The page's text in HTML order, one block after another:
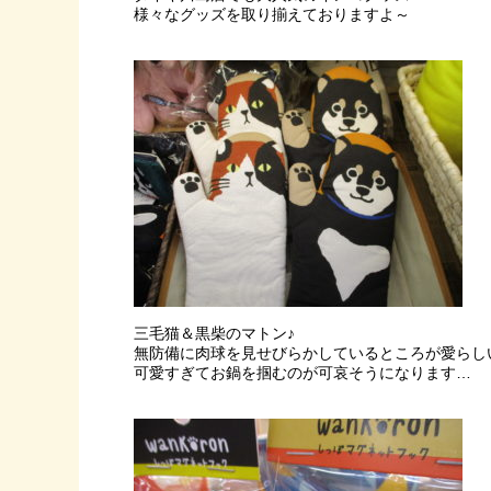
様々なグッズを取り揃えておりますよ～
三毛猫＆黒柴のマトン♪
無防備に肉球を見せびらかしているところが愛らし
可愛すぎてお鍋を掴むのが可哀そうになります…